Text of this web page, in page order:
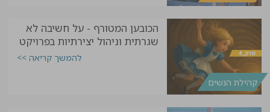
קהילת הנשים
הכובען המטורף - על חשיבה לא
שגרתית וניהול יצירתיות בפרויקט
להמשך קריאה >>